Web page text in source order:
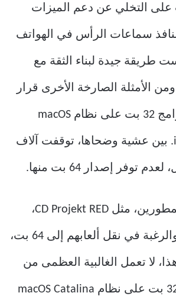
على التخلي عن دعم الميزات
سماعات الرأس في الهواتف
طريقة جيدة لبناء الثقة مع
الأمثلة الصارخة الأخرى قرار
أبل بإلغاء دعم برامج 32 بت على نظام macOS
وجميع أنظمة iOS. بين عشية وضحاها، توقفت آلاف
توفر إصدار 64 بت منها.
كان لدى بعض المطورين، مثل CD Projekt RED،
الوقت والموارد والرغبة في نقل ألعابهم إلى 64 بت،
لا تعمل الغالبية العظمى من
ألعاب Mac ذات 32 بت على نظام macOS Catalina